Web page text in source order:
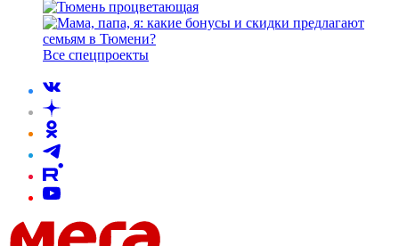
Все спецпроекты